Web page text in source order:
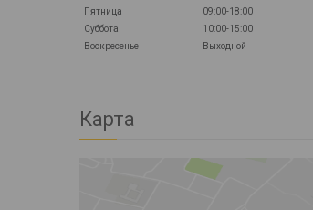
Пятница
09:00-18:00
Суббота
10:00-15:00
Воскресенье
Выходной
Карта